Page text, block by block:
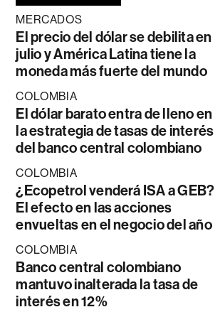
MERCADOS
El precio del dólar se debilita en
julio y América Latina tiene la
moneda más fuerte del mundo
COLOMBIA
El dólar barato entra de lleno en
la estrategia de tasas de interés
del banco central colombiano
COLOMBIA
¿Ecopetrol venderá ISA a GEB?
El efecto en las acciones
envueltas en el negocio del año
COLOMBIA
Banco central colombiano
mantuvo inalterada la tasa de
interés en 12%